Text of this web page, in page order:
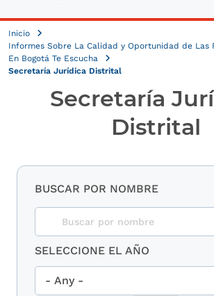
Inicio
Informes Sobre La Calidad y Oportunidad de Las
En Bogotá Te Escucha
Secretaría Jurídica Distrital
Secretaría
Distrital
BUSCAR POR NOMBRE
SELECCIONE EL AÑO